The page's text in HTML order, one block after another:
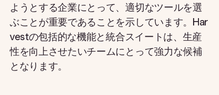
ようとする企業にとって、適切なツールを選
ぶことが重要であることを示しています。Har
vestの包括的な機能と統合スイートは、生産
性を向上させたいチームにとって強力な候補
となります。